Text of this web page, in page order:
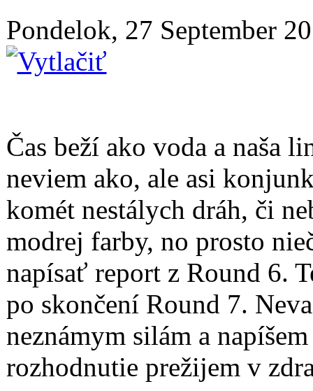
Pondelok, 27 September
Čas beží ako voda a naša
neviem ako, ale asi
komét nestálych dráh, či
modrej farby, no prosto
napísať report z Round 6.
po skončení Round 7.
neznámym silám a
rozhodnutie prežijem v